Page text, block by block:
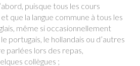
puisque tous les cours
que la langue commune à tous les
même si occasionnellement
le portugais, le hollandais ou d’autres
parlées lors des repas,
collègues ;